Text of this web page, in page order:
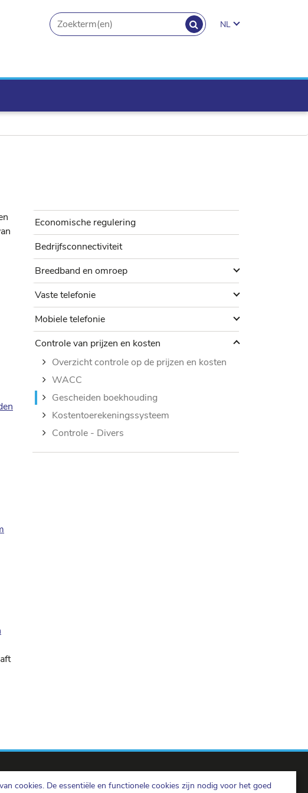
cookies. De essentiële en functionele cookies zijn nodig voor het goed
ZOEKEN
search.button
NL
Economische regulering
Bedrijfsconnectiviteit
Breedband en omroep
Breedband en omroep
Vaste telefonie
Vaste telefonie
Mobiele telefonie
Mobiele telefonie
Controle van prijzen en kosten
Controle van prijzen en kosten
Overzicht controle op de prijzen en kosten
WACC
Gescheiden boekhouding
Kostentoerekeningssysteem
Controle - Divers